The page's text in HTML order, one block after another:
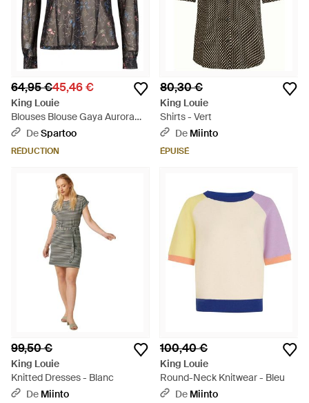
64,95 €45,46 €
King Louie
Blouses Blouse Gaya Aurora
Noir 02111 - Noir
DeSpartoo
RÉDUCTION
80,30 €
King Louie
Shirts - Vert
De Miinto
ÉPUISÉ
99,50 €
King Louie
Knitted Dresses - Blanc
De Miinto
100,40 €
King Louie
Round-Neck Knitwear - Bleu
De Miinto